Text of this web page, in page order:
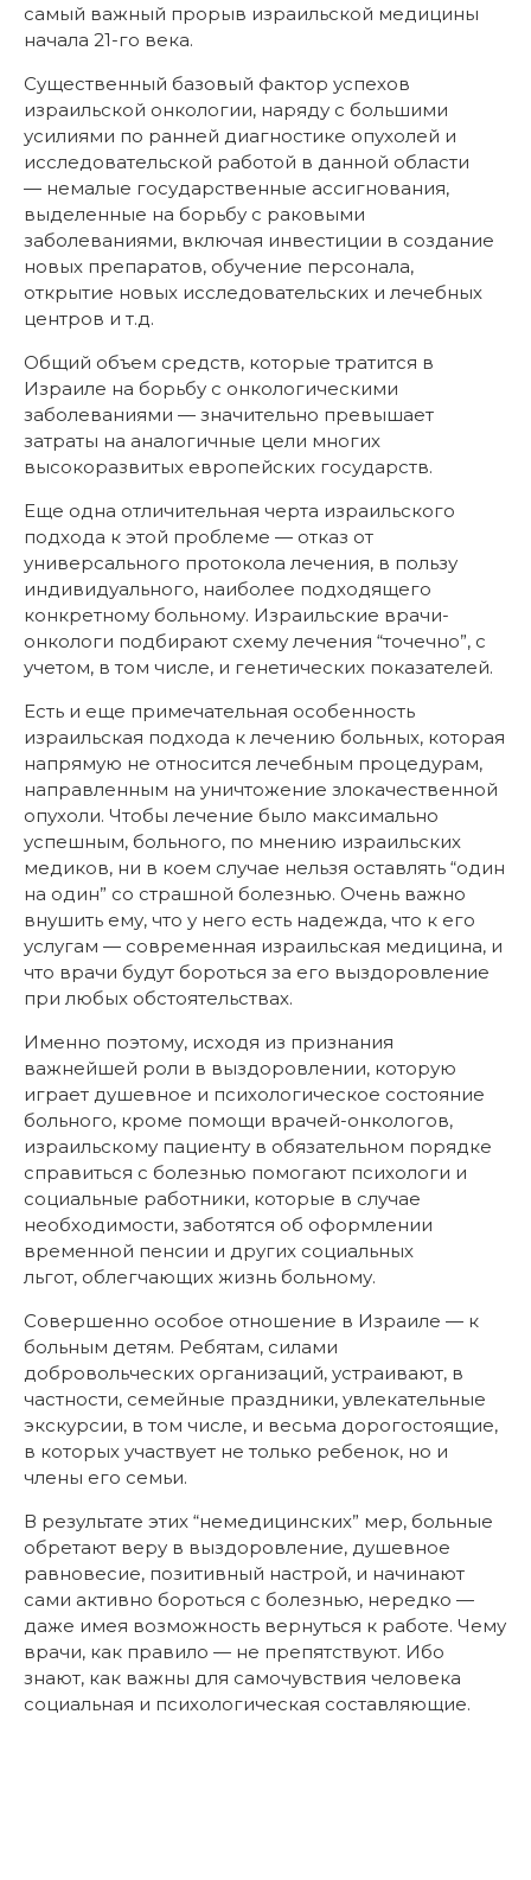
самый важный прорыв израильской медицины
начала 21-го века.
Существенный базовый фактор успехов
израильской онкологии, наряду с большими
усилиями по ранней диагностике опухолей и
исследовательской работой в данной области
— немалые государственные ассигнования,
выделенные на борьбу с раковыми
заболеваниями, включая инвестиции в создание
новых препаратов, обучение персонала,
открытие новых исследовательских и лечебных
центров и т.д.
Общий объем средств, которые тратится в
Израиле на борьбу с онкологическими
заболеваниями — значительно превышает
затраты на аналогичные цели многих
высокоразвитых европейских государств.
Еще одна отличительная черта израильского
подхода к этой проблеме — отказ от
универсального протокола лечения, в пользу
индивидуального, наиболее подходящего
конкретному больному. Израильские врачи-
онкологи подбирают схему лечения “точечно”, с
учетом, в том числе, и генетических показателей.
Есть и еще примечательная особенность
израильская подхода к лечению больных, которая
напрямую не относится лечебным процедурам,
направленным на уничтожение злокачественной
опухоли. Чтобы лечение было максимально
успешным, больного, по мнению израильских
медиков, ни в коем случае нельзя оставлять “один
на один” со страшной болезнью. Очень важно
внушить ему, что у него есть надежда, что к его
услугам — современная израильская медицина, и
что врачи будут бороться за его выздоровление
при любых обстоятельствах.
Именно поэтому, исходя из признания
важнейшей роли в выздоровлении, которую
играет душевное и психологическое состояние
больного, кроме помощи врачей-онкологов,
израильскому пациенту в обязательном порядке
справиться с болезнью помогают психологи и
социальные работники, которые в случае
необходимости, заботятся об оформлении
временной пенсии и других социальных
льгот, облегчающих жизнь больному.
Совершенно особое отношение в Израиле — к
больным детям. Ребятам, силами
добровольческих организаций, устраивают, в
частности, семейные праздники, увлекательные
экскурсии, в том числе, и весьма дорогостоящие,
в которых участвует не только ребенок, но и
члены его семьи.
В результате этих “немедицинских” мер, больные
обретают веру в выздоровление, душевное
равновесие, позитивный настрой, и начинают
сами активно бороться с болезнью, нередко —
даже имея возможность вернуться к работе. Чему
врачи, как правило — не препятствуют. Ибо
знают, как важны для самочувствия человека
социальная и психологическая составляющие.